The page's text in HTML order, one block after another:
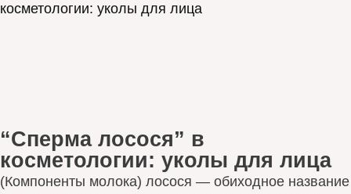
косметологии: уколы для лица
“Сперма лосося” в
косметологии: уколы для лица
(Компоненты молока) лосося — обиходное название